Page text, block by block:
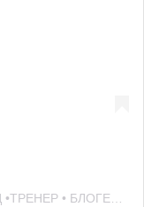
Публикация от АКТЁР • ТАМАДА •ПЕВЕЦ •ТРЕНЕР • БЛОГЕР KHAN (@07_xaan)